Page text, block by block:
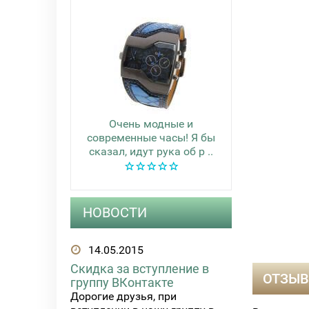
Очень модные и
современные часы! Я бы
сказал, идут рука об р ..
НОВОСТИ
14.05.2015
Скидка за вступление в
группу ВКонтакте
Дорогие друзья, при